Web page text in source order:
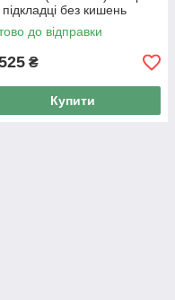
без кишень
— 01101
до відправки
₴
Купити